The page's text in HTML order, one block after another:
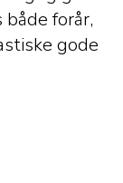
forår,
gode